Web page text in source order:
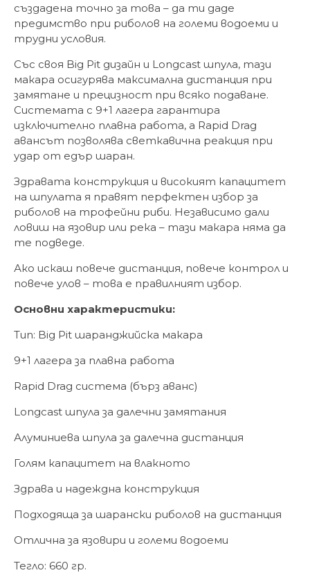
създадена точно за това – да ти даде
предимство при риболов на големи водоеми и
трудни условия.
Със своя Big Pit дизайн и Longcast шпула, тази
макара осигурява максимална дистанция при
замятане и прецизност при всяко подаване.
Системата с 9+1 лагера гарантира
изключително плавна работа, а Rapid Drag
авансът позволява светкавична реакция при
удар от едър шаран.
Здравата конструкция и високият капацитет
на шпулата я правят перфектен избор за
риболов на трофейни риби. Независимо дали
ловиш на язовир или река – тази макара няма да
те подведе.
Ако искаш повече дистанция, повече контрол и
повече улов – това е правилният избор.
Основни характеристики:
Тип: Big Pit шаранджийска макара
9+1 лагера за плавна работа
Rapid Drag система (бърз аванс)
Longcast шпула за далечни замятания
Алуминиева шпула за далечна дистанция
Голям капацитет на влакното
Здрава и надеждна конструкция
Подходяща за шарански риболов на дистанция
Отлична за язовири и големи водоеми
Тегло: 660 гр.